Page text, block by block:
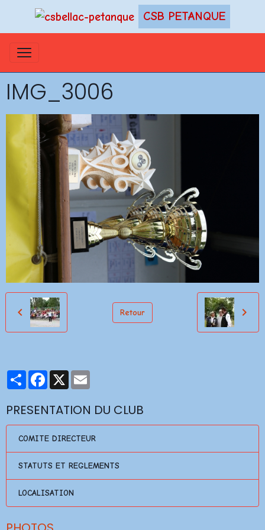
CSB PETANQUE
IMG_3006
Retour
PartagerFacebook
X
PRESENTATION DU CLUB
COMITE DIRECTEUR
STATUTS ET REGLEMENTS
LOCALISATION